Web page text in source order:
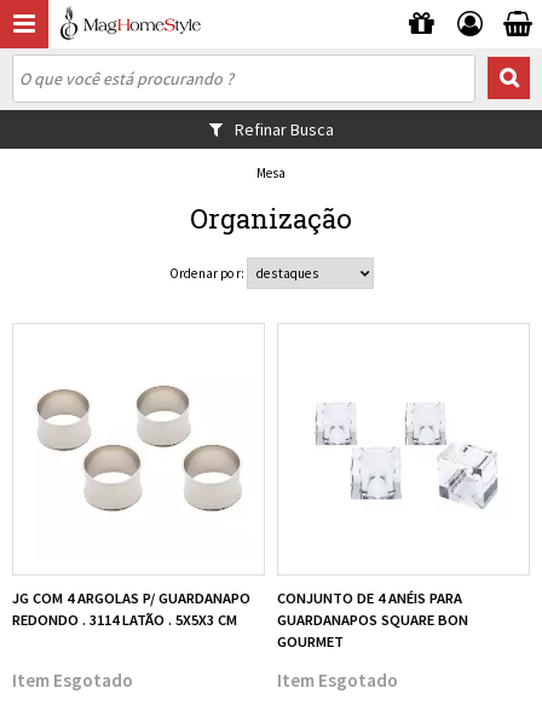
Refinar Busca
Mesa
Organização
Ordenar por:
JG COM 4 ARGOLAS P/ GUARDANAPO
REDONDO . 3114 LATÃO . 5X5X3 CM
Esgotado
CONJUNTO DE 4 ANÉIS PARA
GUARDANAPOS SQUARE BON
GOURMET
Esgotado